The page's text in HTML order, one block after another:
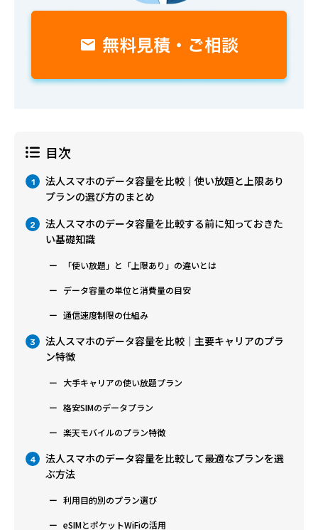
目次
1
法人スマホのデータ容量を比較｜使い放題と上限あり
プランの選び方のまとめ
2
法人スマホのデータ容量を比較する前に知っておきた
い基礎知識
「使い放題」と「上限あり」の違いとは
データ容量の単位と消費量の目安
通信速度制限の仕組み
3
法人スマホのデータ容量を比較｜主要キャリアのプラ
ン特徴
大手キャリアの使い放題プラン
格安SIMのデータプラン
楽天モバイルのプラン特徴
4
法人スマホのデータ容量を比較して最適なプランを選
ぶ方法
利用目的別のプラン選び
eSIMとポケットWiFiの活用